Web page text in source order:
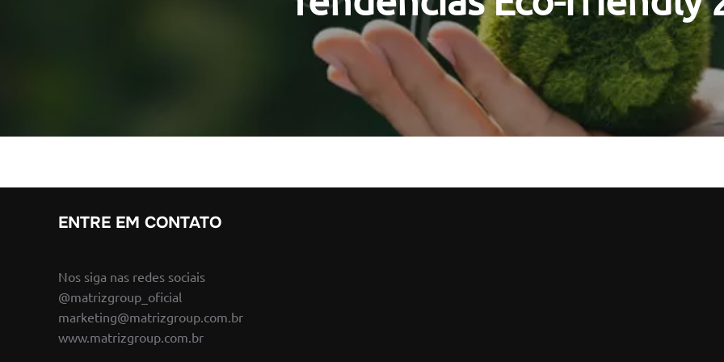
ENTRE EM CONTATO
Nos siga nas redes sociais
@matrizgroup_oficial
marketing@matrizgroup.com.br
www.matrizgroup.com.br